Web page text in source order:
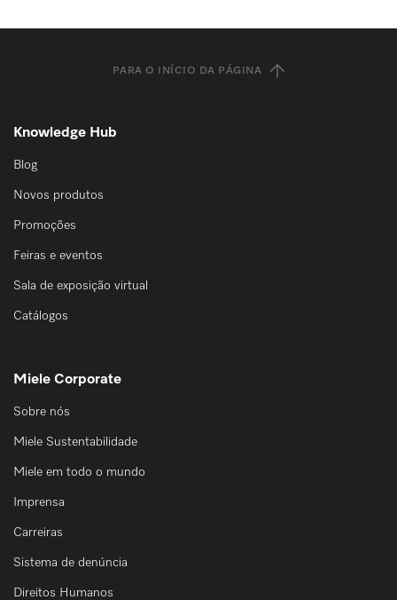
PARA O INÍCIO DA PÁGINA
Knowledge Hub
Blog
Novos produtos
Promoções
Feiras e eventos
Sala de exposição virtual
Catálogos
Miele Corporate
Sobre nós
Miele Sustentabilidade
Miele em todo o mundo
Imprensa
Carreiras
Sistema de denúncia
Direitos Humanos